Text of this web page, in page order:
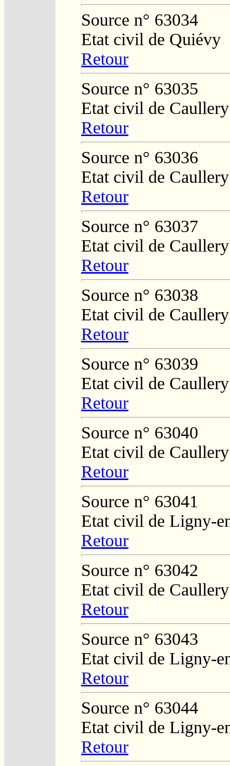
Source n° 63034
Etat civil de Quiévy
Retour
Source n° 63035
Etat civil de Caullery
Retour
Source n° 63036
Etat civil de Caullery
Retour
Source n° 63037
Etat civil de Caullery
Retour
Source n° 63038
Etat civil de Caullery
Retour
Source n° 63039
Etat civil de Caullery
Retour
Source n° 63040
Etat civil de Caullery
Retour
Source n° 63041
Etat civil de Ligny-
Retour
Source n° 63042
Etat civil de Caullery
Retour
Source n° 63043
Etat civil de Ligny-
Retour
Source n° 63044
Etat civil de Ligny-
Retour